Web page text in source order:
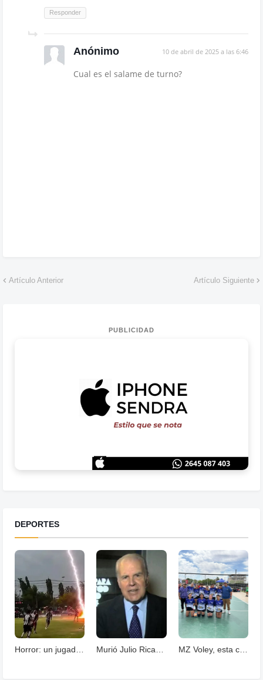
Responder
Anónimo 10 de abril de 2025 a las 6:46
Cual es el salame de turno?
Artículo Anterior Artículo Siguiente
PUBLICIDAD
DEPORTES
Horror: un jugador murió fulminado por un rayos . Murió Julio Ricardo, histórico periodista deportivo MZ Voley, esta cerrando un año con grandes logros